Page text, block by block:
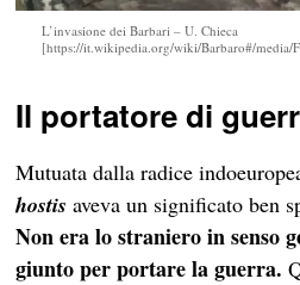
L’invasione dei Barbari – U. Chieca
[https://it.wikipedia.org/wiki/Barbaro#/media/
Il portatore di
Mutuata dalla radice
hostisaveva un significato ben
Non era lo straniero in senso
giunto per portare la guerra.